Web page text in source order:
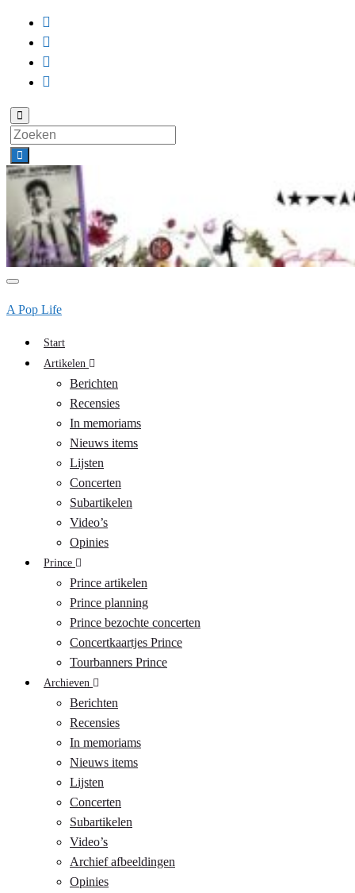
Toggle
zoekformulier
Search
for:
Toggle
A Pop Life
Start
Artikelen
Berichten
Recensies
In memoriams
Nieuws items
Lijsten
Concerten
Subartikelen
Video’s
Opinies
Prince
Prince artikelen
Prince planning
Prince bezochte concerten
Concertkaartjes Prince
Tourbanners Prince
Archieven
Berichten
Recensies
In memoriams
Nieuws items
Lijsten
Concerten
Subartikelen
Video’s
Archief afbeeldingen
Opinies